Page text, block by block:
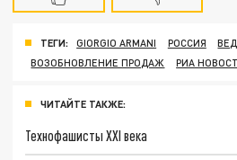
ТЕГИ: GIORGIO ARMANI РОССИЯ
ВОЗОБНОВЛЕНИЕ ПРОДАЖ
РИА
ЧИТАЙТЕ ТАКЖЕ:
Технофашисты XXI века